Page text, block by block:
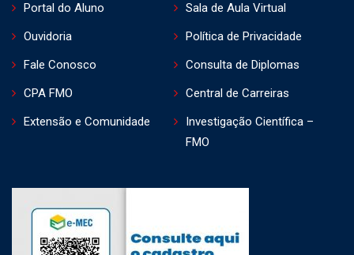
Portal do Aluno
Sala de Aula Virtual
Ouvidoria
Política de Privacidade
Fale Conosco
Consulta de Diplomas
CPA FMO
Central de Carreiras
Extensão e Comunidade
Investigação Científica –
FMO